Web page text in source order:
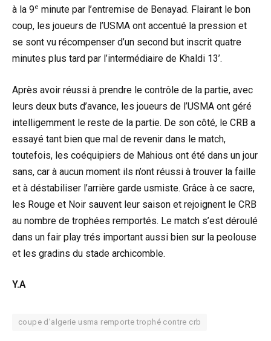
à la 9e minute par l’entremise de Benayad. Flairant le bon
coup, les joueurs de l’USMA ont accentué la pression et
se sont vu récompenser d’un second but inscrit quatre
minutes plus tard par l’intermédiaire de Khaldi 13’.
Après avoir réussi à prendre le contrôle de la partie, avec
leurs deux buts d’avance, les joueurs de l’USMA ont géré
intelligemment le reste de la partie. De son côté, le CRB a
essayé tant bien que mal de revenir dans le match,
toutefois, les coéquipiers de Mahious ont été dans un jour
sans, car à aucun moment ils n’ont réussi à trouver la faille
et à déstabiliser l’arrière garde usmiste. Grâce à ce sacre,
les Rouge et Noir sauvent leur saison et rejoignent le CRB
au nombre de trophées remportés. Le match s’est déroulé
dans un fair play trés important aussi bien sur la peolouse
et les gradins du stade archicomble.
Y.A
coupe d'algerie usma remporte trophé contre crb